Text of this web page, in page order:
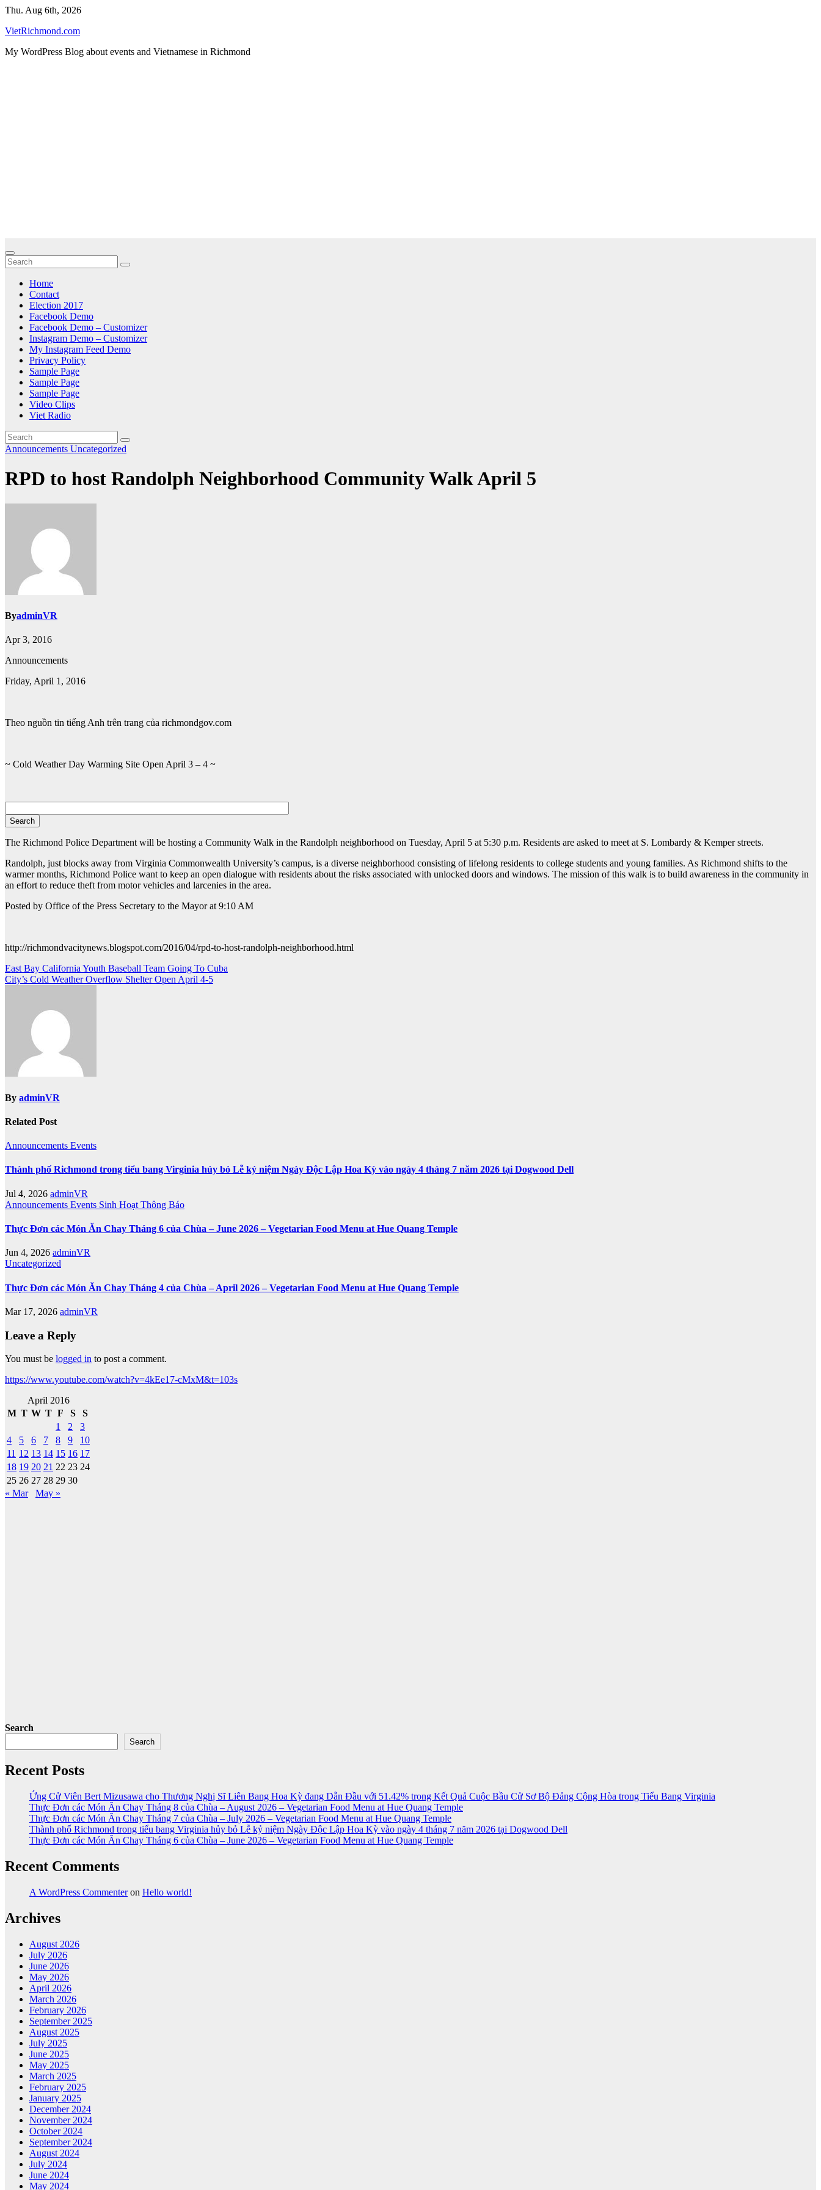
Skip
content
Thu. Aug 6th, 2026
VietRichmond.com
My WordPress Blog about events and Vietnamese in Richmond
Home
Contact
Election 2017
Facebook Demo
Facebook Demo – Customizer
Instagram Demo – Customizer
My Instagram Feed Demo
Privacy Policy
Sample Page
Sample Page
Sample Page
Video Clips
Viet Radio
Announcements Uncategorized
RPD to host Randolph Neighborhood Community Walk April 5
ByadminVR
Apr 3, 2016
Announcements
Friday, April 1, 2016
Theo nguồn tin tiếng Anh trên trang của richmondgov.com
~ Cold Weather Day Warming Site Open April 3 – 4 ~
The Richmond Police Department will be hosting a Community Walk in the Randolph neighborhood on Tuesday, April 5 at 5:30 p.m. Residents are asked to meet at S. Lombardy & Kemper streets.
Randolph, just blocks away from Virginia Commonwealth University’s campus, is a diverse neighborhood consisting of lifelong residents to college students and young families. As Richmond shifts to the
warmer months, Richmond Police want to keep an open dialogue with residents about the risks associated with unlocked doors and windows. The mission of this walk is to build awareness in the community in
an effort to reduce theft from motor vehicles and larcenies in the area.
Posted by Office of the Press Secretary to the Mayor at 9:10 AM
http://richmondvacitynews.blogspot.com/2016/04/rpd-to-host-randolph-neighborhood.html
Post
navigation
East Bay California Youth Baseball Team Going To Cuba
City’s Cold Weather Overflow Shelter Open April 4-5
By adminVR
Related Post
Announcements Events
Thành phố Richmond trong tiểu bang Virginia hủy bỏ Lễ kỷ niệm Ngày Độc Lập Hoa Kỳ vào ngày 4 tháng 7 năm 2026 tại Dogwood Dell
Jul 4, 2026 adminVR
Announcements Events Sinh Hoạt Thông Báo
Thực Đơn các Món Ăn Chay Tháng 6 của Chùa – June 2026 – Vegetarian Food Menu at Hue Quang Temple
Jun 4, 2026 adminVR
Uncategorized
Thực Đơn các Món Ăn Chay Tháng 4 của Chùa – April 2026 – Vegetarian Food Menu at Hue Quang Temple
Mar 17, 2026 adminVR
Leave a Reply
You must be logged in to post a comment.
https://www.youtube.com/watch?v=4kEe17-cMxM&t=103s
April 2016
M T W T F S
S
1
2
3
4
5 6 7 8 9
10
11 12 13 14 15 16 17
18 19 20 21 22 23 24
25 26 27 28 29 30
« Mar
May »
Search
Search
Recent Posts
Ứng Cử Viên Bert Mizusawa cho Thương Nghị Sĩ Liên Bang Hoa Kỳ đang Dẫn Đầu với 51.42% trong Kết Quả Cuộc Bầu Cử Sơ Bộ Đảng Cộng Hòa trong Tiểu Bang Virginia
Thực Đơn các Món Ăn Chay Tháng 8 của Chùa – August 2026 – Vegetarian Food Menu at Hue Quang Temple
Thực Đơn các Món Ăn Chay Tháng 7 của Chùa – July 2026 – Vegetarian Food Menu at Hue Quang Temple
Thành phố Richmond trong tiểu bang Virginia hủy bỏ Lễ kỷ niệm Ngày Độc Lập Hoa Kỳ vào ngày 4 tháng 7 năm 2026 tại Dogwood Dell
Thực Đơn các Món Ăn Chay Tháng 6 của Chùa – June 2026 – Vegetarian Food Menu at Hue Quang Temple
Recent Comments
A WordPress Commenteron Hello world!
Archives
August 2026
July 2026
June 2026
May 2026
April 2026
March 2026
February 2026
September 2025
August 2025
July 2025
June 2025
May 2025
March 2025
February 2025
January 2025
December 2024
November 2024
October 2024
September 2024
August 2024
July 2024
June 2024
May 2024